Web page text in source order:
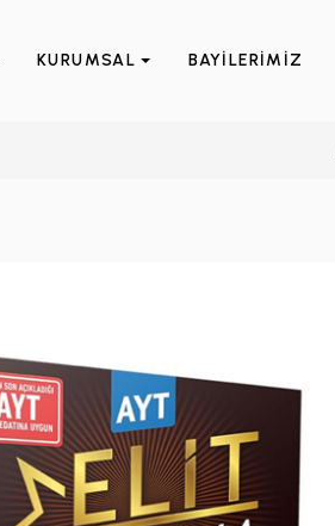
KURUMSAL BAYİLERİMİZ